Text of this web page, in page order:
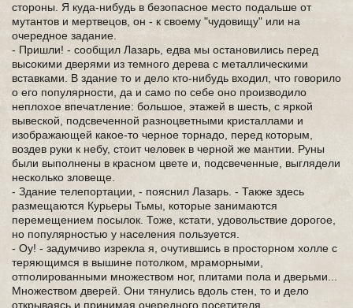
стороны. Я куда-нибудь в безопасное место подальше от
мутантов и мертвецов, он - к своему "чудовищу" или на
очередное задание.
- Пришли! - сообщил Лазарь, едва мы остановились перед
высокими дверями из темного дерева с металлическими
вставками. В здание то и дело кто-нибудь входил, что говорило
о его популярности, да и само по себе оно производило
неплохое впечатление: большое, этажей в шесть, с яркой
вывеской, подсвеченной разноцветными кристаллами и
изображающей какое-то черное торнадо, перед которым,
воздев руки к небу, стоит человек в черной же мантии. Руны
были выполнены в красном цвете и, подсвеченные, выглядели
несколько зловеще.
- Здание телепортации, - пояснил Лазарь. - Также здесь
размещаются Курьеры Тьмы, которые занимаются
перемещением посылок. Тоже, кстати, удовольствие дорогое,
но популярностью у населения пользуется.
- Оу! - задумчиво изрекла я, очутившись в просторном холле с
теряющимся в вышине потолком, мраморными,
отполированными множеством ног, плитами пола и дверьми...
Множеством дверей. Они тянулись вдоль стен, то и дело
открываясь и принимая очередного посетителя.